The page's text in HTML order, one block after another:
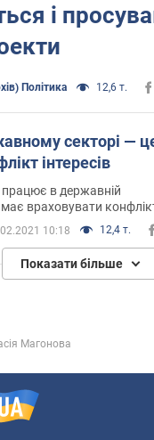
і
Політика 12,6 т.
секторі —
інтересів
працює в державній
враховувати
10:18 12,4 т.
Показати більше
Магонова